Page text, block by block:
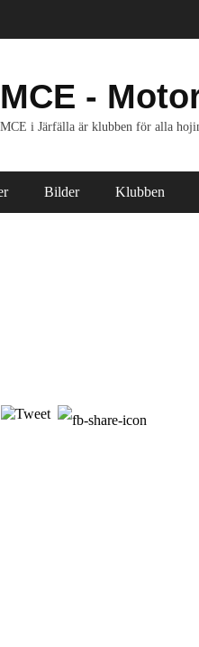
MCE -
MCE i Järfälla är klubben för alla
Bilder Klubben